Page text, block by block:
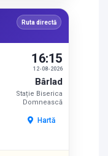
Ruta directă
12-08-2026
16:15
Bârlad
Stație Biserica
Domnească
Hartă